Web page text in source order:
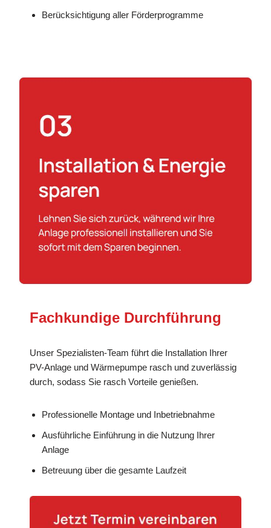
Berücksichtigung aller Förderprogramme
Fachkundige Durchführung
Unser Spezialisten-Team führt die Installation Ihrer
PV-Anlage und Wärmepumpe rasch und zuverlässig
durch, sodass Sie rasch Vorteile genießen.
Professionelle Montage und Inbetriebnahme
Ausführliche Einführung in die Nutzung Ihrer
Anlage
Betreuung über die gesamte Laufzeit